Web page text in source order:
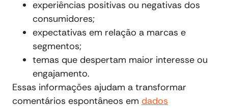
experiências positivas ou negativas dos
consumidores;
expectativas em relação a marcas e
segmentos;
temas que despertam maior interesse ou
engajamento.
Essas informações ajudam a transformar
comentários espontâneos em dados